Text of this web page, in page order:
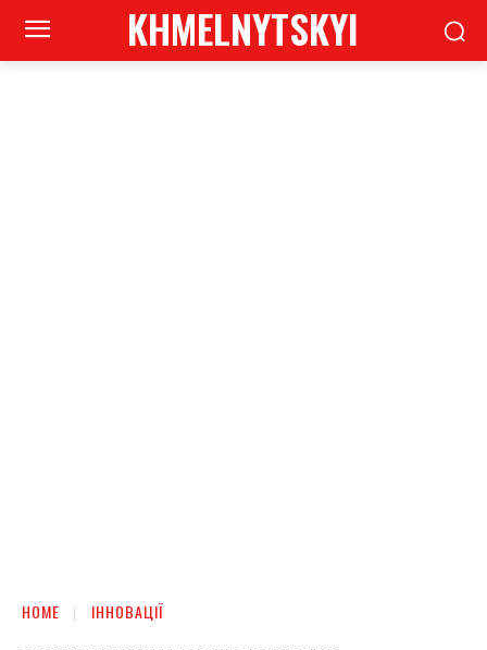
KHMELNYTSKYI
HOME ІННОВАЦІЇ